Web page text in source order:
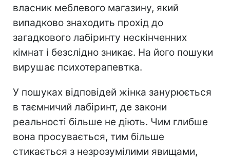
власник меблевого магазину, який
випадково знаходить прохід до
загадкового лабіринту нескінченних
кімнат і безслідно зникає. На його пошуки
вирушає психотерапевтка.
У пошуках відповідей жінка занурюється
в таємничий лабіринт, де закони
реальності більше не діють. Чим глибше
вона просувається, тим більше
стикається з незрозумілими явищами,